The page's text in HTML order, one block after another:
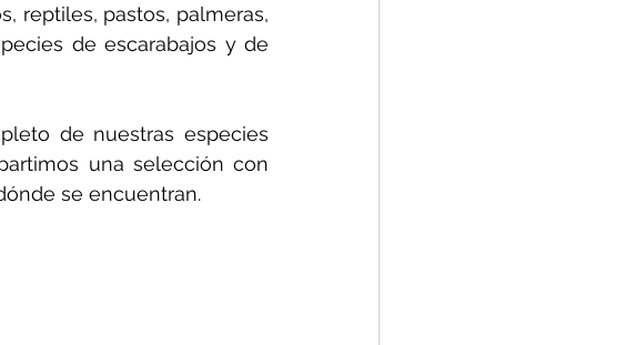
reptiles, pastos, palmeras,
de escarabajos y de
de nuestras especies
una selección con
se encuentran.